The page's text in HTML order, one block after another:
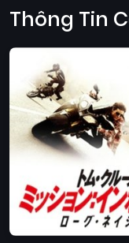
Thông Tin